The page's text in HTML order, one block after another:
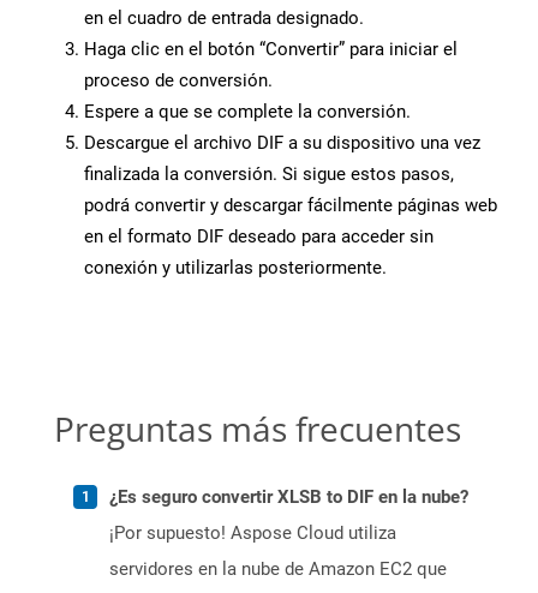
en el cuadro de entrada designado.
Haga clic en el botón “Convertir” para iniciar el
proceso de conversión.
Espere a que se complete la conversión.
Descargue el archivo DIF a su dispositivo una vez
finalizada la conversión. Si sigue estos pasos,
podrá convertir y descargar fácilmente páginas web
en el formato DIF deseado para acceder sin
conexión y utilizarlas posteriormente.
Preguntas más frecuentes
¿Es seguro convertir XLSB to DIF en la nube?
¡Por supuesto! Aspose Cloud utiliza
servidores en la nube de Amazon EC2 que